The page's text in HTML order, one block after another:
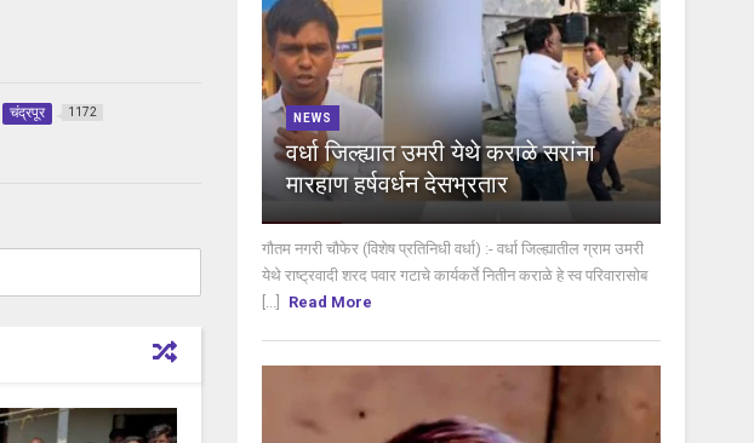
चंद्रपूर 1172 NEWS
वर्धा जिल्ह्यात उमरी येथे कराळे सरांना
मारहाण हर्षवर्धन देसभ्रतार
गौतम नगरी चौफेर (विशेष प्रतिनिधी वर्धा) :- वर्धा जिल्ह्यातील ग्राम उमरी
येथे राष्ट्रवादी शरद पवार गटाचे कार्यकर्ते नितीन कराळे हे स्व परिवारासोब
Read More